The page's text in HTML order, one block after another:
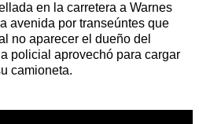
en la carretera a Warnes
avenida por transeúntes que
no aparecer el dueño del
policial aprovechó para cargar
camioneta.